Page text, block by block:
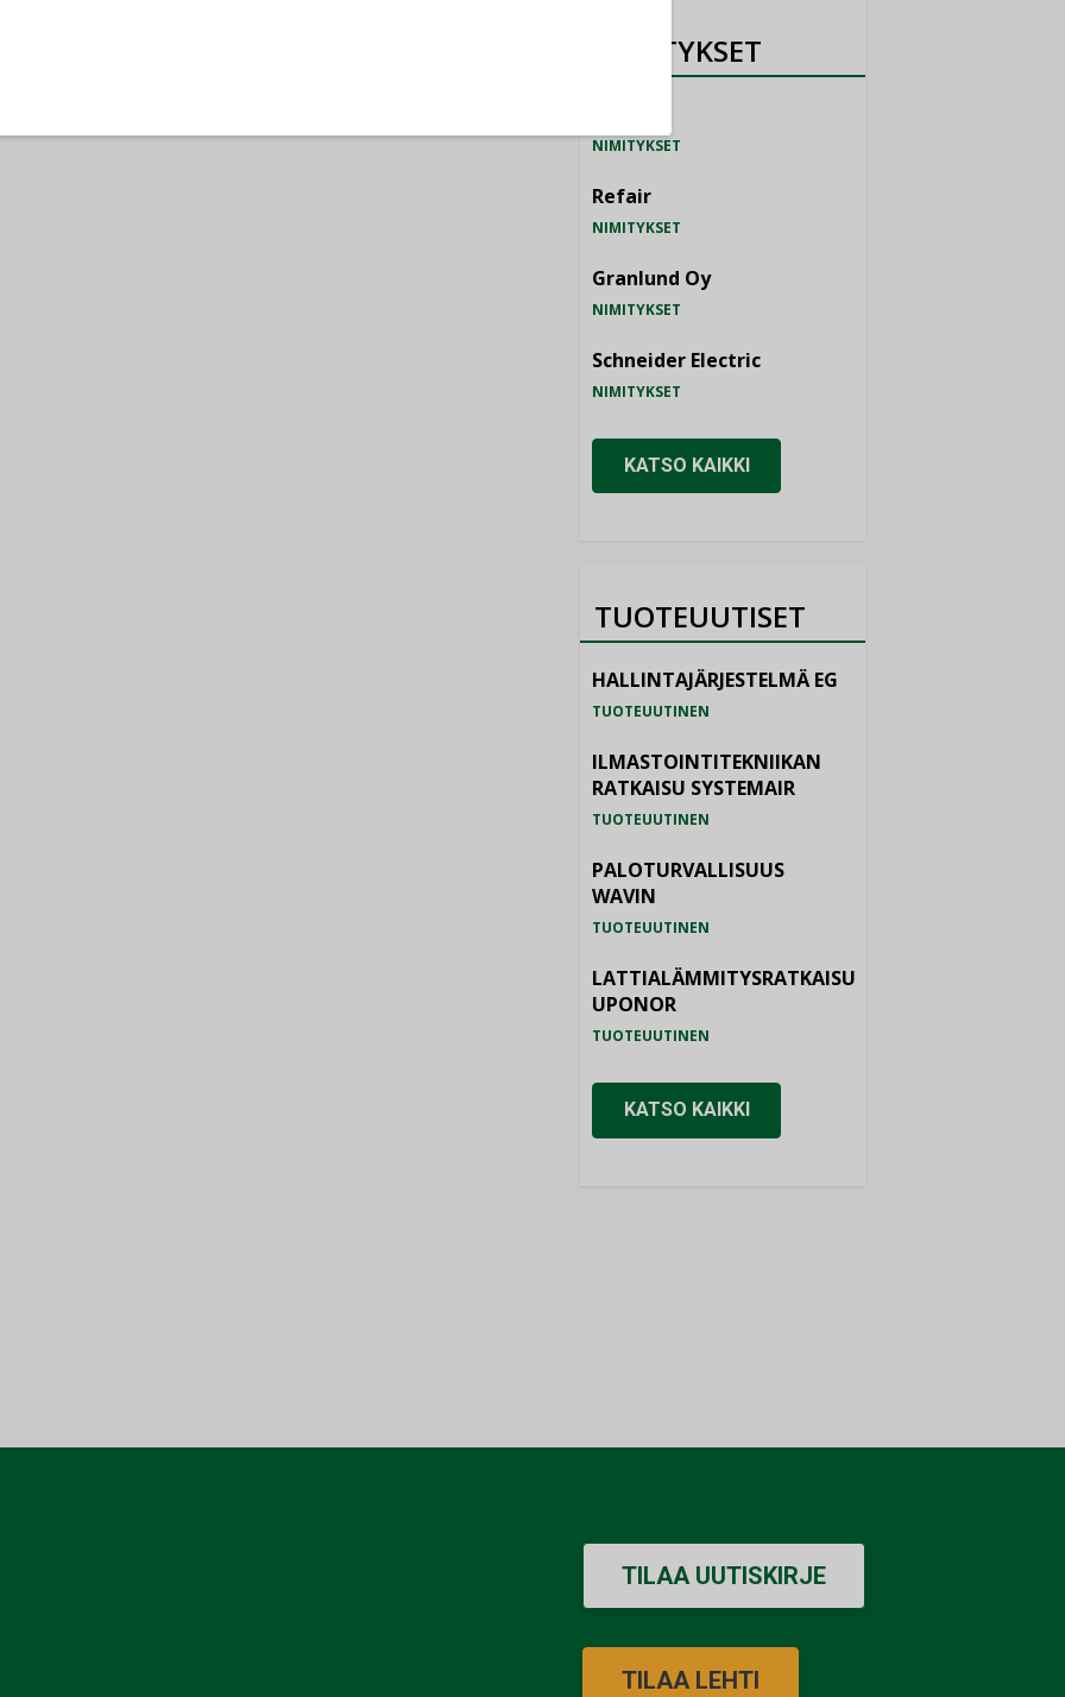
NIMITYKSET
NIMITYKSET
Refair
NIMITYKSET
Granlund Oy
NIMITYKSET
Schneider Electric
NIMITYKSET
KATSO KAIKKI
TUOTEUUTISET
HALLINTAJÄRJESTELMÄ EG
TUOTEUUTINEN
ILMASTOINTITEKNIIKAN
RATKAISU SYSTEMAIR
TUOTEUUTINEN
PALOTURVALLISUUS
WAVIN
TUOTEUUTINEN
LATTIALÄMMITYSRATKAISU
UPONOR
TUOTEUUTINEN
KATSO KAIKKI
TILAA UUTISKIRJE
TILAA LEHTI